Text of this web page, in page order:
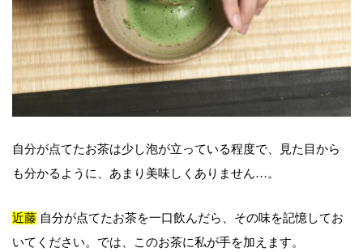
自分が点てたお茶は少し泡が立っている程度で、見た目から
も分かるように、あまり美味しくありません…。
近藤 自分が点てたお茶を一口飲んだら、その味を記憶してお
いてください。では、このお茶に私が手を加えます。